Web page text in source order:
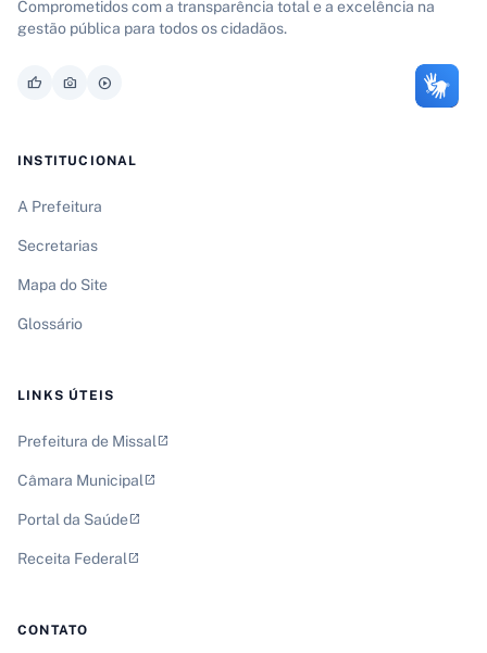
Comprometidos com a transparência total e a excelência na
gestão pública para todos os cidadãos.
thumb_up photo_camera play_circle
INSTITUCIONAL
A Prefeitura
Secretarias
Mapa do Site
Glossário
LINKS ÚTEIS
Prefeitura de Missal open_in_new
Câmara Municipal open_in_new
Portal da Saúde open_in_new
Receita Federal open_in_new
CONTATO